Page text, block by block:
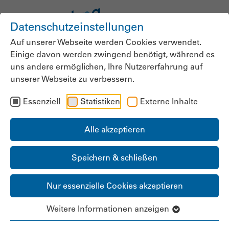
Datenschutzeinstellungen
Auf unserer Webseite werden Cookies verwendet.
Einige davon werden zwingend benötigt, während es
uns andere ermöglichen, Ihre Nutzererfahrung auf
unserer Webseite zu verbessern.
Essenziell Statistiken Externe Inhalte
Alle akzeptieren
Speichern & schließen
Nur essenzielle Cookies akzeptieren
Weitere Informationen anzeigen
LANDESGRUPPE &